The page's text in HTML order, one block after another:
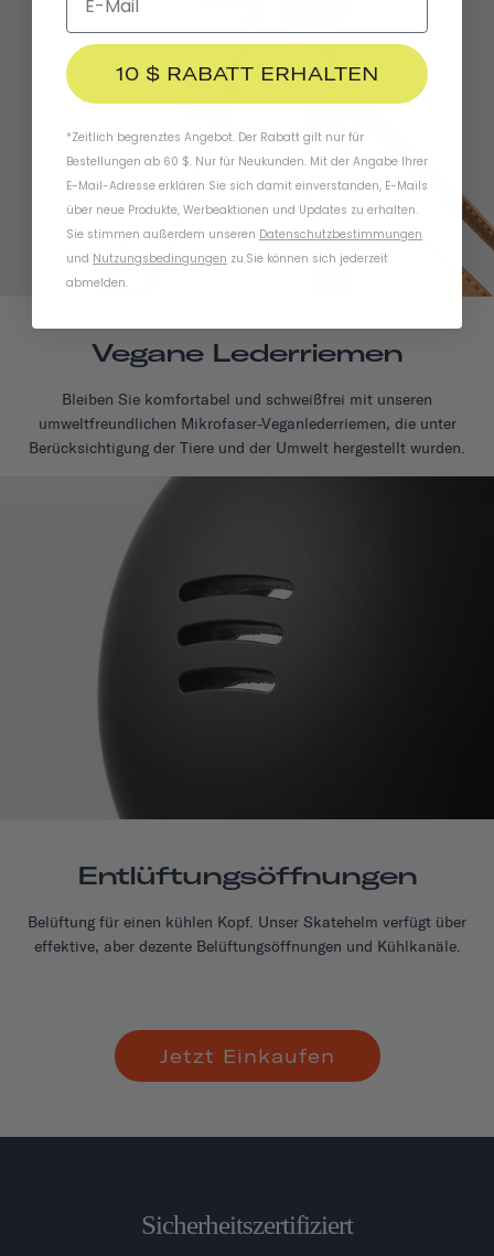
Vegane Lederriemen
Bleiben Sie komfortabel und schweißfrei mit unseren
umweltfreundlichen Mikrofaser-Veganlederriemen, die unter
Berücksichtigung der Tiere und der Umwelt hergestellt wurden.
Entlüftungsöffnungen
Belüftung für einen kühlen Kopf. Unser Skatehelm verfügt über
effektive, aber dezente Belüftungsöffnungen und Kühlkanäle.
Jetzt Einkaufen
Sicherheitszertifiziert
10 $ RABATT ERHALTEN
*Zeitlich begrenztes Angebot. Der Rabatt gilt nur für
Bestellungen ab 60 $. Nur für Neukunden. Mit der Angabe Ihrer
E-Mail-Adresse erklären Sie sich damit einverstanden, E-Mails
über neue Produkte, Werbeaktionen und Updates zu erhalten.
Sie stimmen außerdem unseren Datenschutzbestimmungen
und Nutzungsbedingungen zu.Sie können sich jederzeit
abmelden.